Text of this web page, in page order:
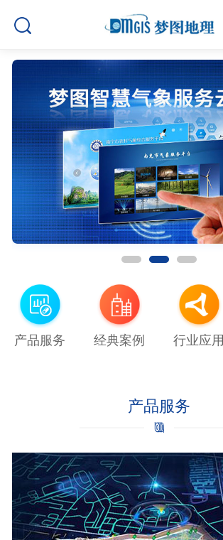
产品服务 经典案例 行业应用
产品服务